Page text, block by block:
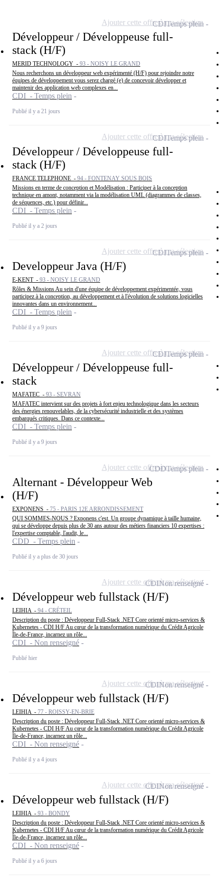
Développeur / Développeuse full-
stack (H/F)
MERID TECHNOLOGY - 93 - NOISY LE GRAND
Nous recherchons un développeur web expérimenté (H/F) pour rejoindre notre
équipes de développement vous serez chargé (e) de concevoir développer et
maintenir des application web complexes en...
CDI - Temps plein
Publié il y a 21 jours
CDITemps plein
Ajouter cette offre à ma sélection
Développeur / Développeuse full-
stack (H/F)
FRANCE TELEPHONE - 94 - FONTENAY SOUS BOIS
Missions en terme de conception et Modélisation : Participer à la conception
technique en amont, notamment via la modélisation UML (diagrammes de classes,
de séquences, etc.) pour définir...
CDI - Temps plein
Publié il y a 2 jours
CDITemps plein
Ajouter cette offre à ma sélection
Developpeur Java (H/F)
E-KENT - 93 - NOISY LE GRAND
Rôles & Missions Au sein d'une équipe de développement expérimentée, vous
participez à la conception, au développement et à l'évolution de solutions logicielles
innovantes dans un environnement...
CDI - Temps plein
Publié il y a 9 jours
CDITemps plein
Ajouter cette offre à ma sélection
Développeur / Développeuse full-
stack
MAFATEC - 93 - SEVRAN
MAFATEC intervient sur des projets à fort enjeu technologique dans les secteurs
des énergies renouvelables, de la cybersécurité industrielle et des systèmes
embarqués critiques. Dans ce contexte...
CDI - Temps plein
Publié il y a 9 jours
CDITemps plein
Ajouter cette offre à ma sélection
Alternant - Développeur Web
(H/F)
EXPONENS - 75 - PARIS 12E ARRONDISSEMENT
QUI SOMMES-NOUS ? Exponens c'est. Un groupe dynamique à taille humaine,
qui se développe depuis plus de 30 ans autour des métiers financiers 10 expertises :
l'expertise comptable, l'audit, le...
CDD - Temps plein
Publié il y a plus de 30 jours
CDDTemps plein
Ajouter cette offre à ma sélection
Développeur web fullstack (H/F)
LEIHIA - 94 - CRÉTEIL
Description du poste : Développeur Full-Stack .NET Core orienté micro-services &
Kubernetes - CDI H/F Au cœur de la transformation numérique du Crédit Agricole
Île-de-France, incarnez un rôle...
CDI - Non renseigné
Publié hier
CDINon renseigné
Ajouter cette offre à ma sélection
Développeur web fullstack (H/F)
LEIHIA - 77 - ROISSY-EN-BRIE
Description du poste : Développeur Full-Stack .NET Core orienté micro-services &
Kubernetes - CDI H/F Au cœur de la transformation numérique du Crédit Agricole
Île-de-France, incarnez un rôle...
CDI - Non renseigné
Publié il y a 4 jours
CDINon renseigné
Ajouter cette offre à ma sélection
Développeur web fullstack (H/F)
LEIHIA - 93 - BONDY
Description du poste : Développeur Full-Stack .NET Core orienté micro-services &
Kubernetes - CDI H/F Au cœur de la transformation numérique du Crédit Agricole
Île-de-France, incarnez un rôle...
CDI - Non renseigné
Publié il y a 6 jours
CDINon renseigné
Ajouter cette offre à ma sélection